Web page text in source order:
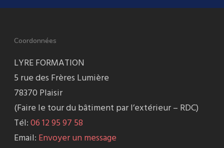
Coordonnées
LYRE FORMATION
5 rue des Frères Lumière
78370 Plaisir
(Faire le tour du bâtiment par l’extérieur – RDC)
Tél:06 12 95 97 58
Email: Envoyer un message